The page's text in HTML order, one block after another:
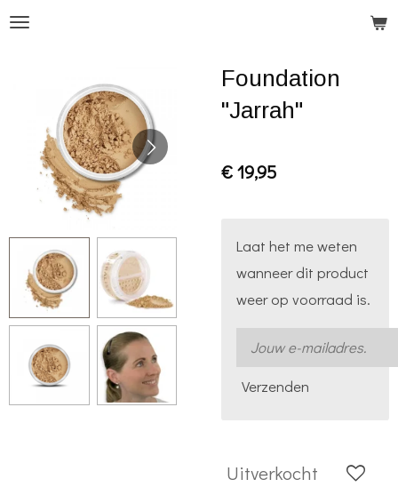
Ga
hoofdinhoud
Foundation
"Jarrah"
€ 19,95
Laat het me weten
wanneer dit product
weer op voorraad is.
Verzenden
Uitverkocht